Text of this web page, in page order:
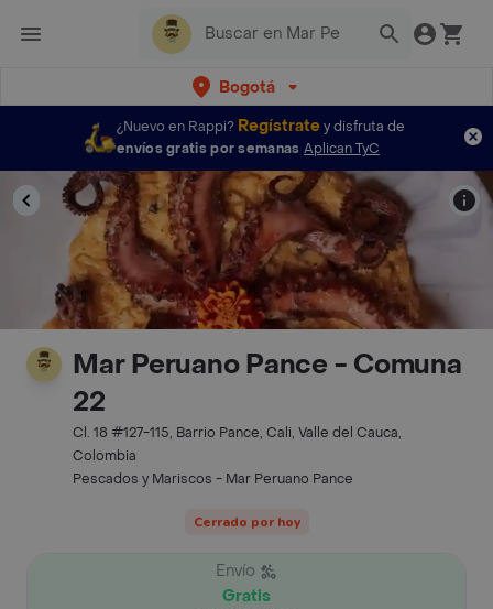
Bogotá
¿Nuevo en Rappi? Regístratey disfruta de
envíos gratis por semanas Aplican TyC
Mar Peruano Pance - Comuna
22
Cl. 18 #127-115, Barrio Pance, Cali, Valle del Cauca,
Colombia
Pescados y Mariscos - Mar Peruano Pance
Cerrado por hoy
Envío
Gratis